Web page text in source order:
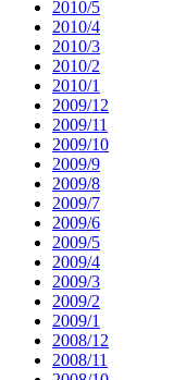
2010/5
2010/4
2010/3
2010/2
2010/1
2009/12
2009/11
2009/10
2009/9
2009/8
2009/7
2009/6
2009/5
2009/4
2009/3
2009/2
2009/1
2008/12
2008/11